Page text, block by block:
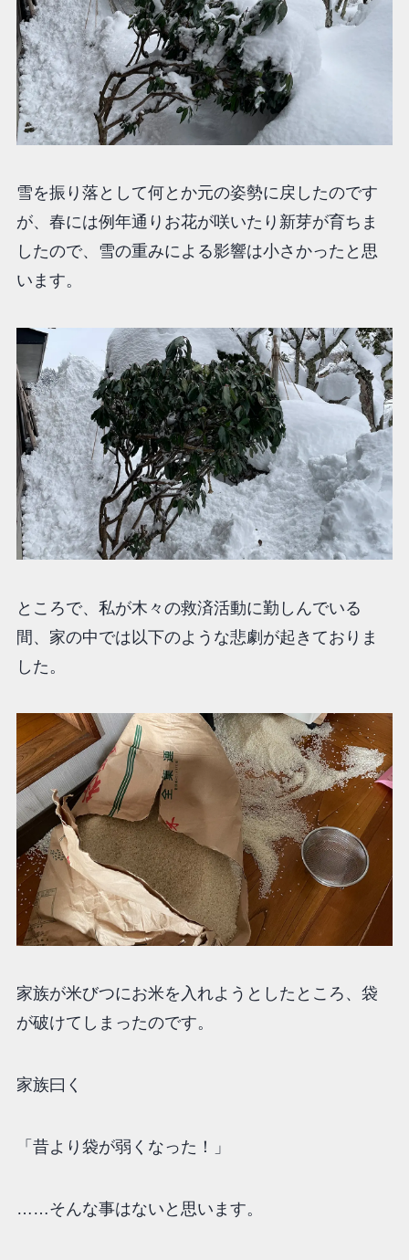
雪を振り落として何とか元の姿勢に戻したのです
が、春には例年通りお花が咲いたり新芽が育ちま
したので、雪の重みによる影響は小さかったと思
います。
ところで、私が木々の救済活動に勤しんでいる
間、家の中では以下のような悲劇が起きておりま
した。
家族が米びつにお米を入れようとしたところ、袋
が破けてしまったのです。
家族曰く
「昔より袋が弱くなった！」
……そんな事はないと思います。